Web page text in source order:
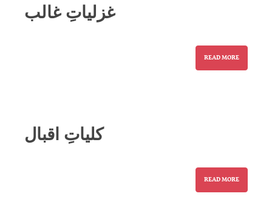
غزلیاتِ غالب
READ MORE
کلیاتِ اقبال
READ MORE